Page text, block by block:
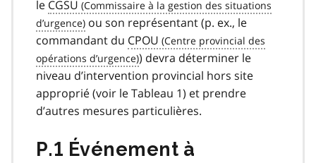
le CGSU
ou son représentant (p. ex., le
commandant du CPOU
) devra déterminer le
niveau d’intervention provincial hors site
approprié (voir le Tableau 1) et prendre
d’autres mesures particulières.
P.1 Événement à